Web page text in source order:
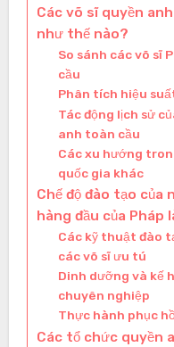
Các võ sĩ quyền
như thế nào?
So sánh các võ sĩ
cầu
Phân tích hiệu
Tác động lịch sử
anh toàn cầu
Các xu hướng
quốc gia khác
Chế độ đào tạo của
hàng đầu của Pháp
Các kỹ thuật đào
các võ sĩ ưu tú
Dinh dưỡng và kế
chuyên nghiệp
Thực hành phục
Các tổ chức quyền